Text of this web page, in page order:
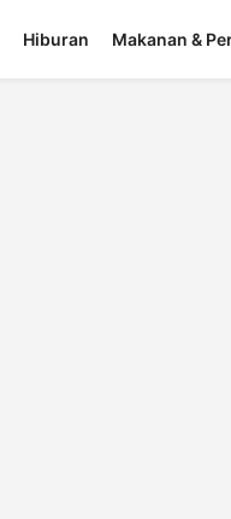
Hiburan Makanan &